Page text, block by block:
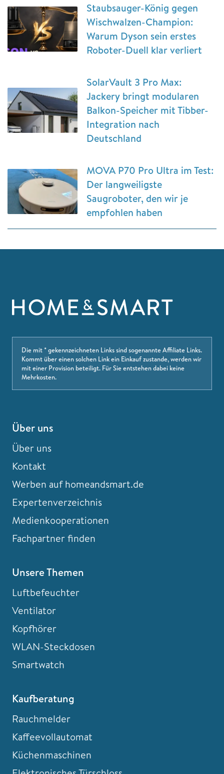
Staubsauger-König gegen
Wischwalzen-Champion:
Warum Dyson sein erstes
Roboter-Duell klar verliert
SolarVault 3 Pro Max:
Jackery bringt modularen
Balkon-Speicher mit Tibber-
Integration nach
Deutschland
MOVA P70 Pro Ultra im Test:
Der langweiligste
Saugroboter, den wir je
empfohlen haben
Die mit * gekennzeichneten Links sind sogenannte Affiliate Links.
Kommt über einen solchen Link ein Einkauf zustande, werden wir
mit einer Provision beteiligt. Für Sie entstehen dabei keine
Mehrkosten.
Über uns
Über uns
Kontakt
Werben auf homeandsmart.de
Expertenverzeichnis
Medienkooperationen
Fachpartner finden
Unsere Themen
Luftbefeuchter
Ventilator
Kopfhörer
WLAN-Steckdosen
Smartwatch
Kaufberatung
Rauchmelder
Kaffeevollautomat
Küchenmaschinen